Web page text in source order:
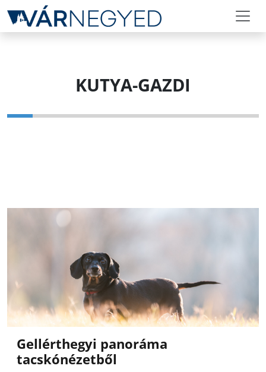
KUTYA-GAZDI
Gellérthegyi panoráma
tacskónézetből